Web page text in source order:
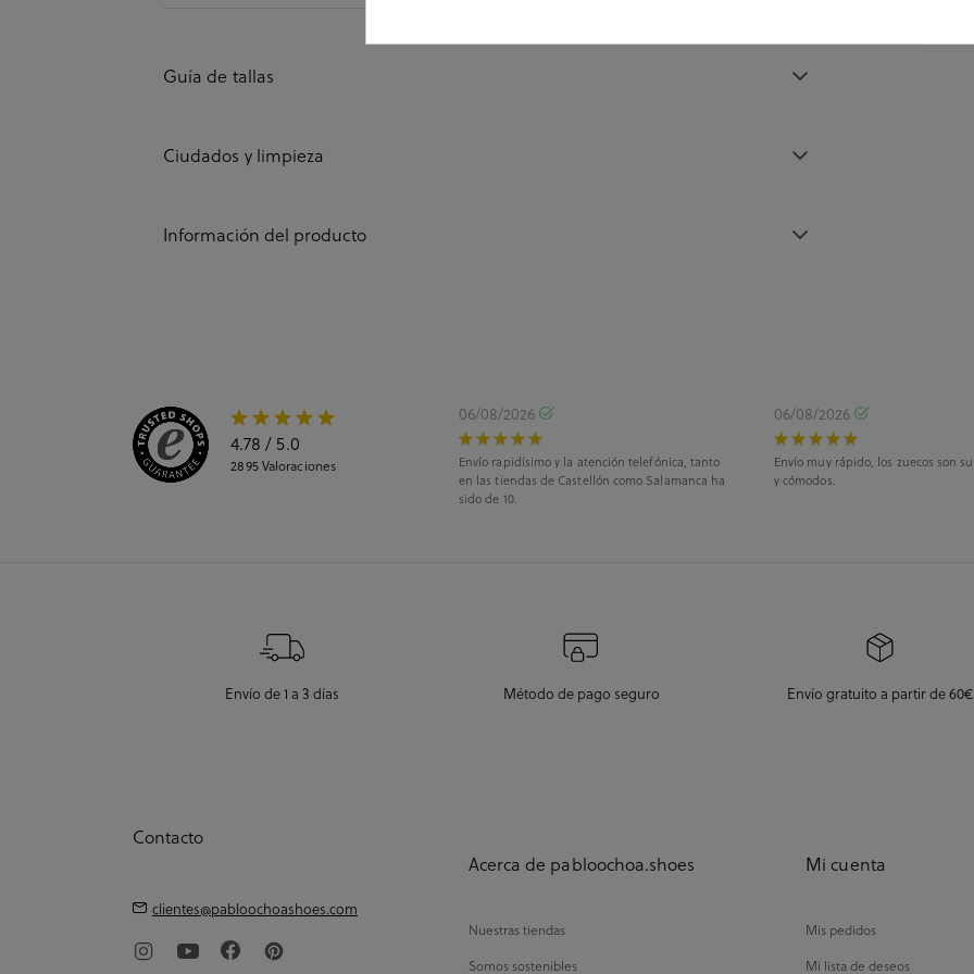
Guía de tallas
Ciudados y limpieza
Información del producto
4.78 / 5.0
2895Valoraciones
06/08/2026
Envío rapidísimo y la atención telefónica, tanto
en las tiendas de Castellón como Salamanca ha
sido de 10.
06/08/2026
Envío muy rápido, los zuecos son
y cómodos.
Envío de 1 a 3 días Método de pago seguro Envío gratuito a partir de 60€
Contacto
clientes@pabloochoashoes.com
Acerca de pabloochoa.shoes
Nuestras tiendas
Somos sostenibles
Mi cuenta
Mis pedidos
Mi lista de deseos